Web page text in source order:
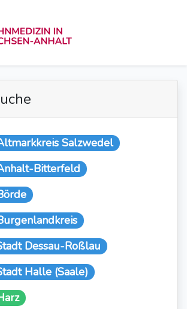
Salzwedel
Bitterfeld
Dessau-Roßlau
Halle (Saale)